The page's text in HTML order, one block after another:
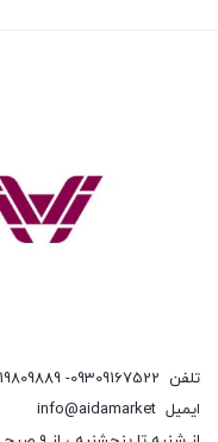
تلفن 09309167522- 09019809889
ایمیل info@aidamarket